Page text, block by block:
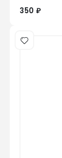
350 ₽